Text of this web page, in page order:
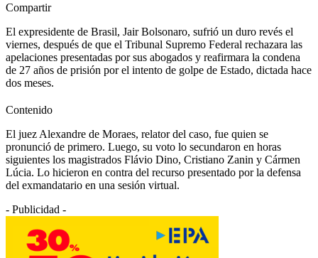
Compartir
El expresidente de Brasil, Jair Bolsonaro, sufrió un duro revés el
viernes, después de que el Tribunal Supremo Federal rechazara las
apelaciones presentadas por sus abogados y reafirmara la condena
de 27 años de prisión por el intento de golpe de Estado, dictada hace
dos meses.
Contenido
El juez Alexandre de Moraes, relator del caso, fue quien se
pronunció de primero. Luego, su voto lo secundaron en horas
siguientes los magistrados Flávio Dino, Cristiano Zanin y Cármen
Lúcia. Lo hicieron en contra del recurso presentado por la defensa
del exmandatario en una sesión virtual.
- Publicidad -